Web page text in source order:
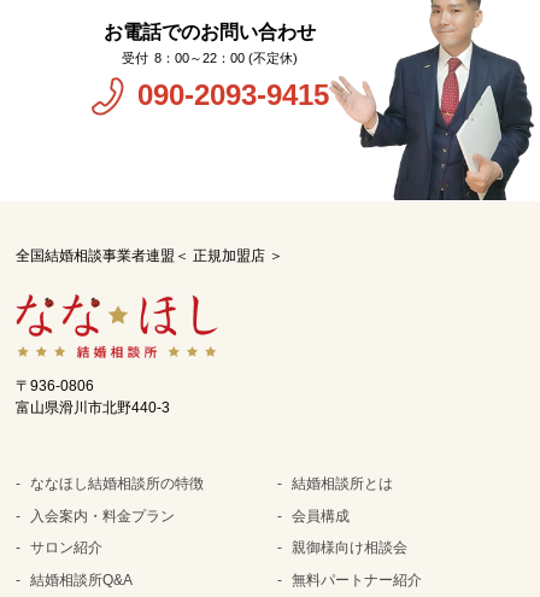
お電話でのお問い合わせ
8：00～22：00 (不定休)
090-2093-9415
全国結婚相談事業者連盟＜ 正規加盟店 ＞
〒936-0806
富山県滑川市北野440-3
ななほし結婚相談所の特徴
入会案内・料金プラン
サロン紹介
結婚相談所Q&A
結婚相談所とは
会員構成
親御様向け相談会
無料パートナー紹介